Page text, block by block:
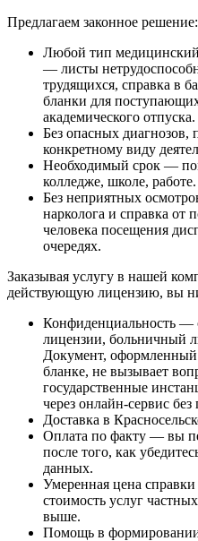
Предлагаем законное решение:
Любой тип
— листы
трудящихся, справка в
бланки для
академического отпуска.
Без опасных диагнозов,
конкретному виду
Необходимый срок —
колледже, школе, работе.
Без неприятных
нарколога и справка от
человека посещения
очередях.
Заказывая услугу в нашей
действующую лицензию, вы
Конфиденциальность —
лицензии, больничный
Документ,
бланке, не вызывает
государственные
через онлайн-сервис
Доставка в
Оплата по факту — вы
после того, как
данных.
Умеренная цена
стоимость услуг
выше.
Помощь в формировании